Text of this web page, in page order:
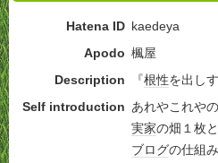
Hatena ID kaedeya
Apodo 楓屋
Description
『根性を出し
Self introduction あれやこれやの
実家の畑１枚
ブログの仕組